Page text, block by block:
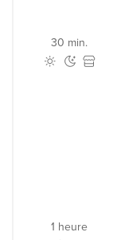
30 min.
1 heure